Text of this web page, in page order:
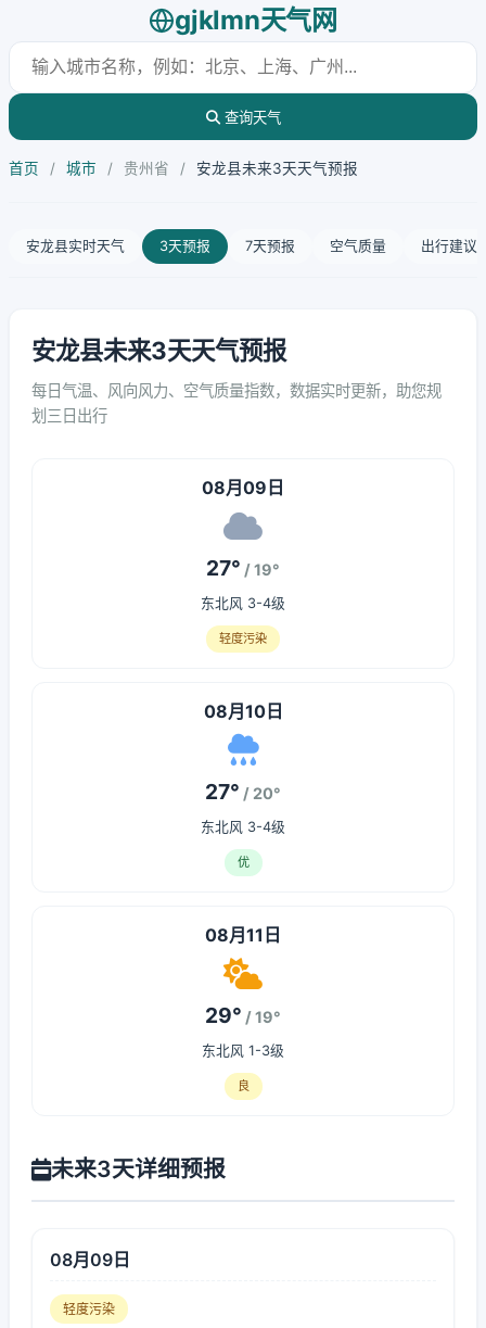
gjklmn天气网
查询天气
首页 / 城市 / 贵州省 / 安龙县未来3天天气预报
安龙县实时天气 3天预报 7天预报 空气质量 出行建议
安龙县未来3天天气预报
每日气温、风向风力、空气质量指数，数据实时更新，助您规
划三日出行
08月09日
27° / 19°
东北风 3-4级
轻度污染
08月10日
27° / 20°
东北风 3-4级
优
08月11日
29° / 19°
东北风 1-3级
良
未来3天详细预报
08月09日
轻度污染